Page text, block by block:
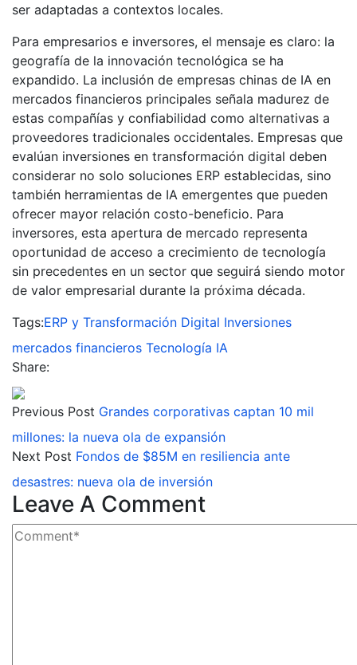
ser adaptadas a contextos locales.
Para empresarios e inversores, el mensaje es claro: la
geografía de la innovación tecnológica se ha
expandido. La inclusión de empresas chinas de IA en
mercados financieros principales señala madurez de
estas compañías y confiabilidad como alternativas a
proveedores tradicionales occidentales. Empresas que
evalúan inversiones en transformación digital deben
considerar no solo soluciones ERP establecidas, sino
también herramientas de IA emergentes que pueden
ofrecer mayor relación costo-beneficio. Para
inversores, esta apertura de mercado representa
oportunidad de acceso a crecimiento de tecnología
sin precedentes en un sector que seguirá siendo motor
de valor empresarial durante la próxima década.
Tags:ERP y Transformación Digital Inversiones
mercados financieros Tecnología IA
Share:
Previous Post Grandes corporativas captan 10 mil
millones: la nueva ola de expansión
Next Post Fondos de $85M en resiliencia ante
desastres: nueva ola de inversión
Leave A Comment